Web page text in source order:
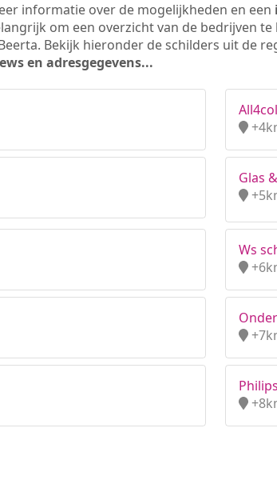
informatie over de mogelijkheden en een
om een overzicht van de bedrijven
Bekijk hieronder de schilders uit de
en adresgegevens...
Glas
Ws